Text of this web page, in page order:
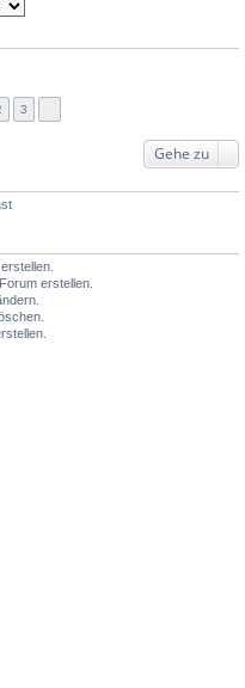
3
Gehe zu
erstellen.